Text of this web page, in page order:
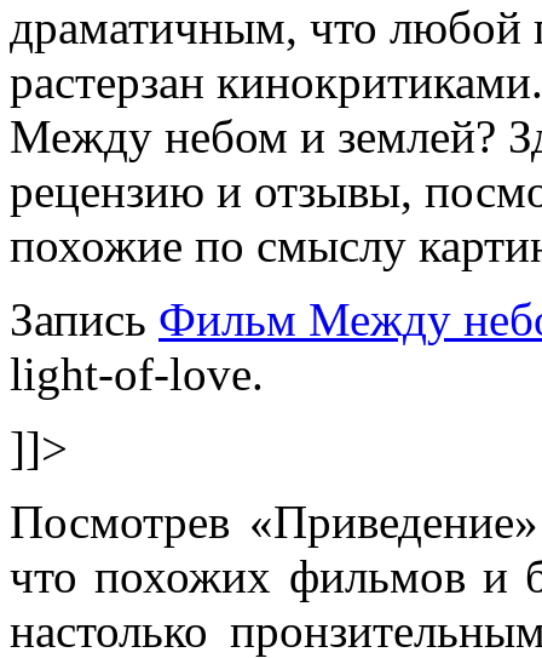
драматичным, что любой
растерзан
Между небом и землей?
рецензию и отзывы,
похожие по смыслу
Запись Фильм Между
light-of-love.
]]>
Посмотрев
что похожих фильмов
настолько